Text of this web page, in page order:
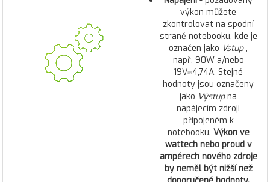
výkon můžete
zkontrolovat na spodní
straně notebooku, kde je
označen jako Vstup,
např. 90W a/nebo
19V⎓4,74A. Stejné
hodnoty jsou označeny
jako Výstupna
napájecím zdroji
připojeném k
notebooku. Výkon ve
wattech nebo proud v
ampérech nového zdroje
by neměl být nižší než